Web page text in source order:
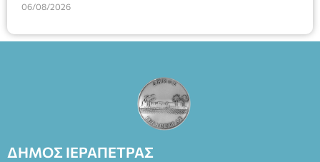
Ακτοφυλακής (Λ.Σ.-ΕΛ.ΑΚΤ.), Αρχιπλοίαρχο Λ.Σ. κ. Ιωάννη
06/08/2026
ΔΗΜΟΣ ΙΕΡΑΠΕΤΡΑΣ